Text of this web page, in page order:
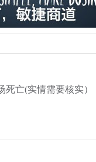
亡(实情需要核实）